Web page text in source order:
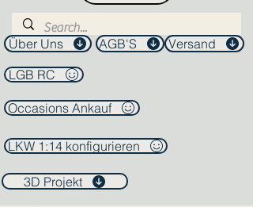
Über Uns AGB'S
Versand
LGB RC
Occasions Ankauf
LKW 1:14 konfigurieren
3D Projekt